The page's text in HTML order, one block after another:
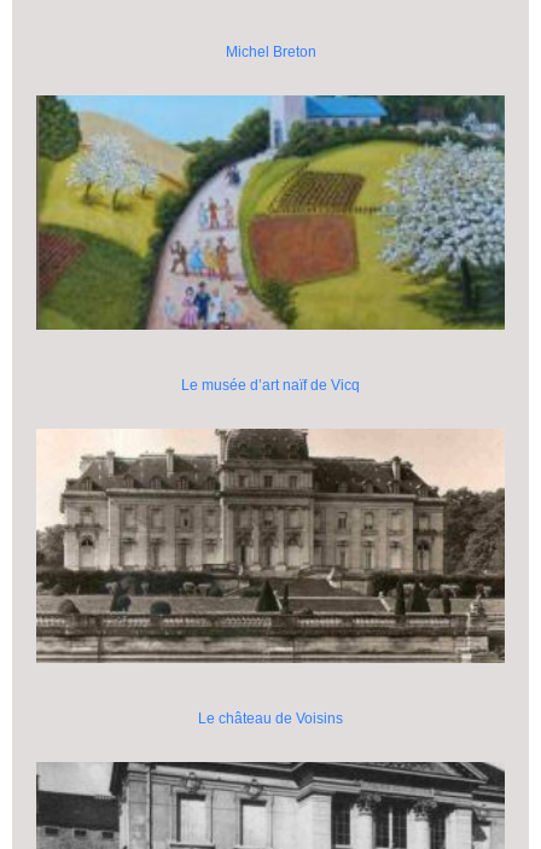
Michel Breton
Le musée d’art naïf de Vicq
Le château de Voisins